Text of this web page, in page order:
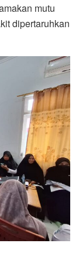
mutu
dipertaruhkan